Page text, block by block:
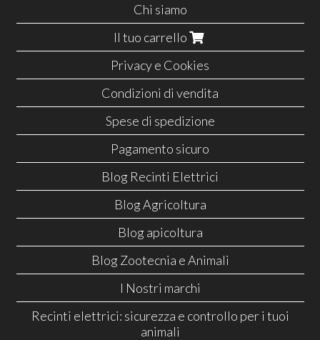
Chi siamo
Il tuo carrello
Privacy e Cookies
Condizioni di vendita
Spese di spedizione
Pagamento sicuro
Blog Recinti Elettrici
Blog Agricoltura
Blog apicoltura
Blog Zootecnia e Animali
I Nostri marchi
Recinti elettrici: sicurezza e controllo per i tuoi
animali